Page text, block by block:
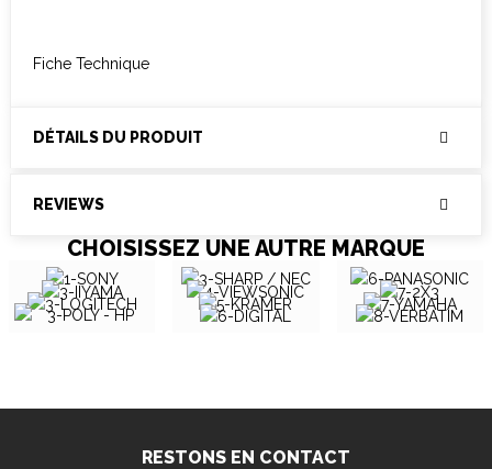
Fiche Technique
DÉTAILS DU PRODUIT
REVIEWS
CHOISISSEZ UNE AUTRE MARQUE
RESTONS EN CONTACT